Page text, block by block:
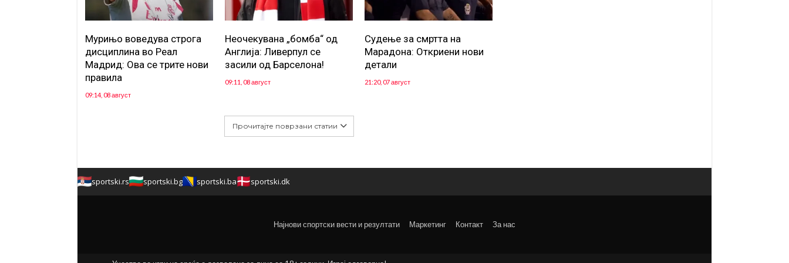
Мурињо воведува строга
дисциплина во Реал
Мадрид: Ова се трите нови
правила
09:14, 08 август
Неочекувана „бомба“ од
Англија: Ливерпул се
засили од Барселона!
09:11, 08 август
Судење за смртта на
Марадона: Откриени нови
детали
21:20, 07 август
Прочитајте поврзани статии
sportski.rs sportski.bg sportski.ba sportski.dk
Најнови спортски вести и резултати Маркетинг Контакт За нас